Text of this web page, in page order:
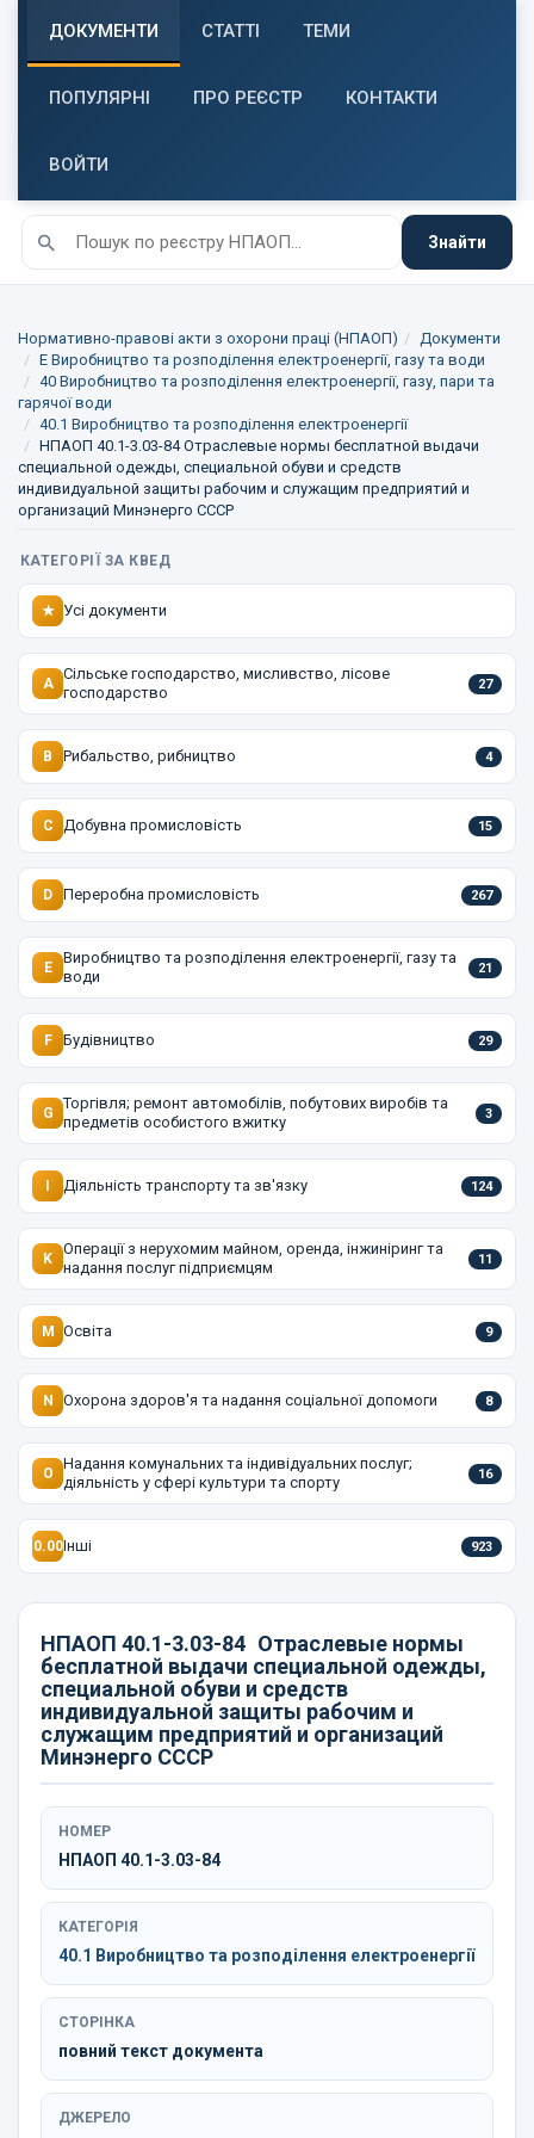
ДОКУМЕНТИ СТАТТІ ТЕМИ
ПОПУЛЯРНІ ПРО РЕЄСТР КОНТАКТИ
ВОЙТИ
Знайти
Нормативно-правові акти з охорони праці (НПАОП)
Документи
E Виробництво та розподілення електроенергії, газу та води
40 Виробництво та розподілення електроенергії, газу, пари та
гарячої води
40.1 Виробництво та розподілення електроенергії
НПАОП 40.1-3.03-84 Отраслевые нормы бесплатной выдачи
специальной одежды, специальной обуви и средств
индивидуальной защиты рабочим и служащим предприятий и
организаций Минэнерго СССР
КАТЕГОРІЇ ЗА КВЕД
★ Усі документи
A
Сільське господарство, мисливство, лісове
господарство
27
B Рибальство, рибництво 4
C Добувна промисловість 15
D Переробна промисловість 267
E
Виробництво та розподілення електроенергії, газу та
води
21
F Будівництво 29
G
Торгівля; ремонт автомобілів, побутових виробів та
предметів особистого вжитку
3
I Діяльність транспорту та зв'язку 124
K
Операції з нерухомим майном, оренда, інжиніринг та
надання послуг підприємцям
11
M Освіта 9
N Охорона здоров'я та надання соціальної допомоги 8
O
Надання комунальних та індивідуальних послуг;
діяльність у сфері культури та спорту
16
0.00Інші 923
НПАОП 40.1-3.03-84 Отраслевые нормы
бесплатной выдачи специальной одежды,
специальной обуви и средств
индивидуальной защиты рабочим и
служащим предприятий и организаций
Минэнерго СССР
НОМЕР
НПАОП 40.1-3.03-84
КАТЕГОРІЯ
40.1 Виробництво та розподілення електроенергії
СТОРІНКА
повний текст документа
ДЖЕРЕЛО